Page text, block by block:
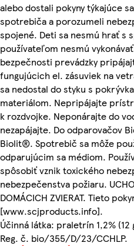
alebo dostali pokyny týkajúce
spotrebiča a porozumeli
spojené. Deti sa nesmú hrať s
používateľom nesmú
bezpečnosti prevádzky
fungujúcich el. zásuviek na
sa nedostal do styku s
materiálom. Nepripájajte
k rozdvojke. Neponárajte do
nezapájajte. Do odparovačov
Biolit®. Spotrebič sa môže
odparujúcim sa médiom.
spôsobiť vznik toxického
nebezpečenstva požiaru.
DOMÁCICH ZVIERAT. Tieto
[www.scjproducts.info].
Účinná látka: praletrín 1,2%
Reg. č. bio/355/D/23/CCHLP.